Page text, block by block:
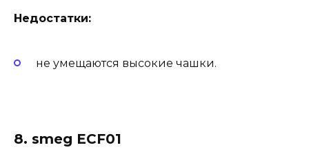
Недостатки:
не умещаются высокие чашки.
8. smeg ECF01